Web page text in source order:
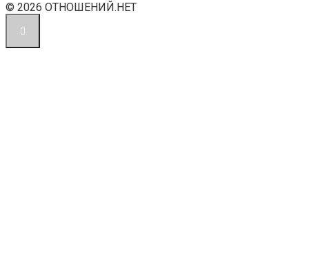
© 2026 ОТНОШЕНИЙ.НЕТ